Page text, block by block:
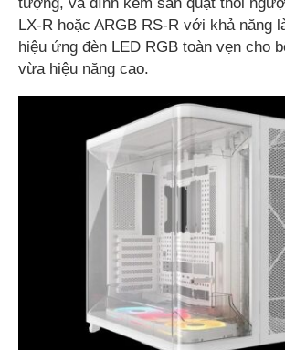
LX-R hoặc ARGB RS-R với khả năng
hiệu ứng đèn LED RGB toàn vẹn cho
vừa hiệu năng cao.